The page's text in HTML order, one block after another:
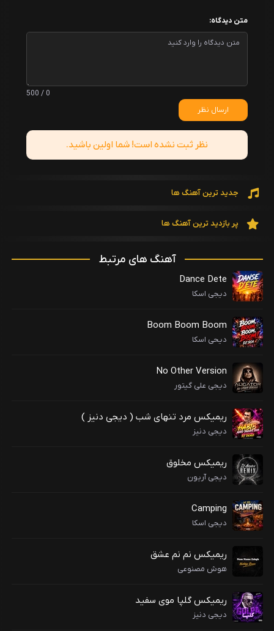
متن دیدگاه:
0 / 500
ارسال نظر
نظر ثبت نشده است! شما اولین باشید.
جدید ترین آهنگ ها
پر بازدید ترین آهنگ ها
آهنگ های مرتبط
Dance Dete
دیجی اسکا
Boom Boom Boom
دیحی اسکا
No Other Version
دیجی علی گیتور
ریمیکس مرد تنهای شب ( دیجی دنیز )
دیجی دنیز
ریمیکس مخلوق
دیجی آریون
Camping
دیجی اسکا
ریمیکس نم نم عشق
هوش مصنوعی
ریمیکس گلپا موی سفید
دیجی دنیز